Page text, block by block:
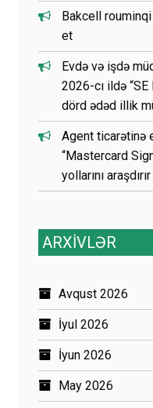
Bakcell
et
Evdə və işdə
2026-cı ildə “SE
dörd ədəd illik
Agent ticarətinə
“Mastercard
yollarını araşdırır
ARXİVLƏR
Avqust 2026
İyul 2026
İyun 2026
May 2026